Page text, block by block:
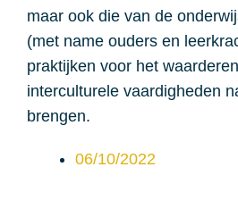
maar ook die van de
(met name ouders en
praktijken voor het
interculturele vaardigheden
brengen.
06/10/2022